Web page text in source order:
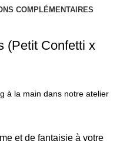
COMPLÉMENTAIRES
(Petit Confetti x
à la main dans notre atelier
et de fantaisie à votre